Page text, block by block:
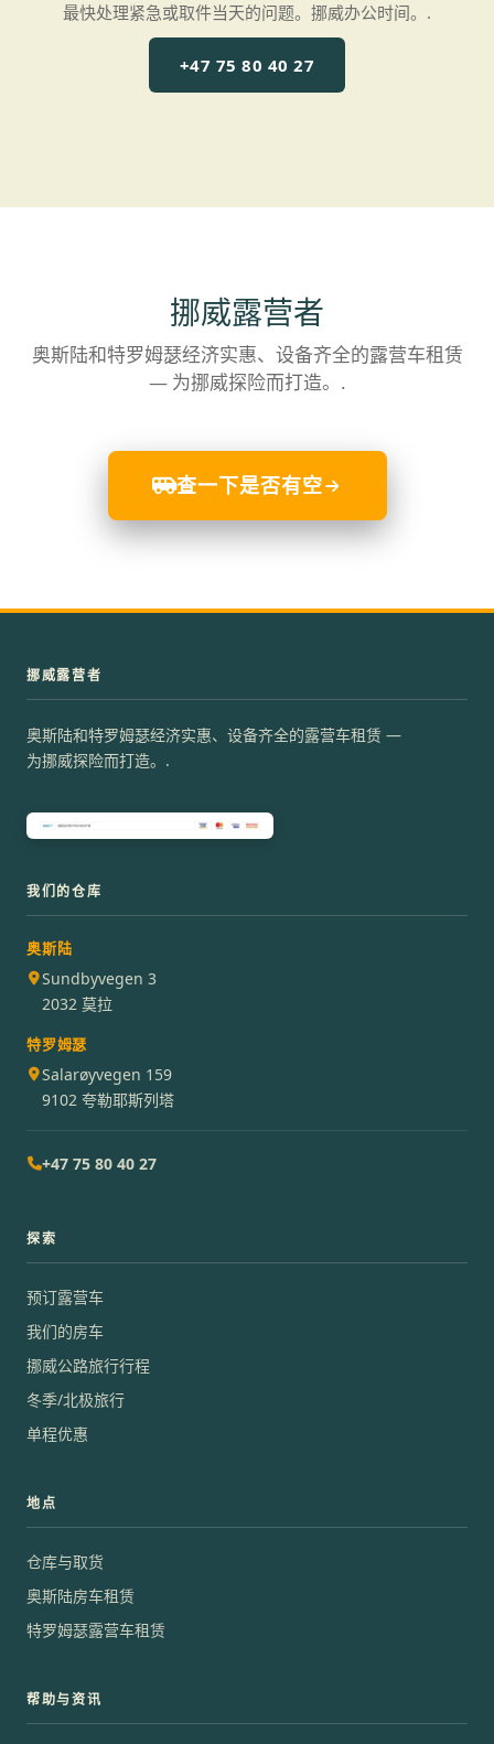
最快处理紧急或取件当天的问题。挪威办公时间。.
+47 75 80 40 27
挪威露营者
奥斯陆和特罗姆瑟经济实惠、设备齐全的露营车租赁
— 为挪威探险而打造。.
查一下是否有空
挪威露营者
奥斯陆和特罗姆瑟经济实惠、设备齐全的露营车租赁 —
为挪威探险而打造。.
我们的仓库
奥斯陆
Sundbyvegen 3
2032 莫拉
特罗姆瑟
Salarøyvegen 159
9102 夸勒耶斯列塔
+47 75 80 40 27
探索
预订露营车
我们的房车
挪威公路旅行行程
冬季/北极旅行
单程优惠
地点
仓库与取货
奥斯陆房车租赁
特罗姆瑟露营车租赁
帮助与资讯